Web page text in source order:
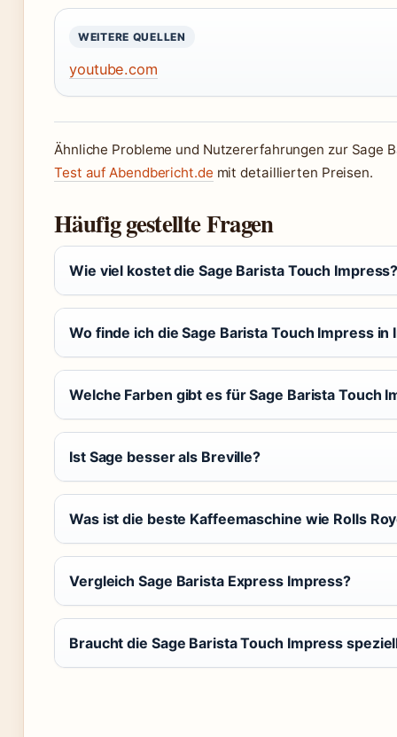
WEITERE QUELLEN
youtube.com
Ähnliche Probleme und Nutzererfahrungen zur Sage
Test auf Abendbericht.de mit detaillierten Preisen.
Häufig gestellte Fragen
Wie viel kostet die Sage Barista Touch
Wo finde ich die Sage Barista Touch Impress in
Welche Farben gibt es für Sage Barista Touch
Ist Sage besser als Breville?
Was ist die beste Kaffeemaschine wie Rolls
Vergleich Sage Barista Express Impress?
Braucht die Sage Barista Touch Impress